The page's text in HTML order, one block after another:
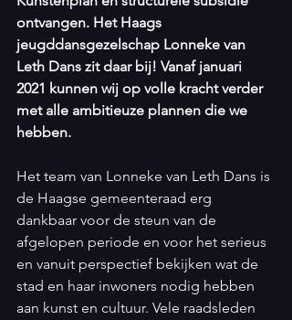
ontvangen. Het Haags
jeugddansgezelschap Lonneke van
Leth Dans zit daar bij! Vanaf januari
2021 kunnen wij op volle kracht verder
met alle ambitieuze plannen die we
hebben.
Het team van Lonneke van Leth Dans is
de Haagse gemeenteraad erg
dankbaar voor de steun van de
afgelopen periode en voor het serieus
en vanuit perspectief bekijken wat de
stad en haar inwoners nodig hebben
aan kunst en cultuur. Vele raadsleden